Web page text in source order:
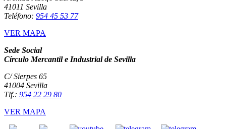
41011 Sevilla
Teléfono: 954 45 53 77
VER MAPA
Sede Social
Círculo Mercantil e Industrial de Sevilla
C/ Sierpes 65
41004 Sevilla
Tlf.: 954 22 29 80
VER MAPA